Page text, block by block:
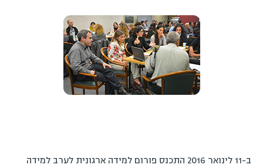
ב-11 לינואר 2016 התכנס פורום למידה ארגונית לערב למידה